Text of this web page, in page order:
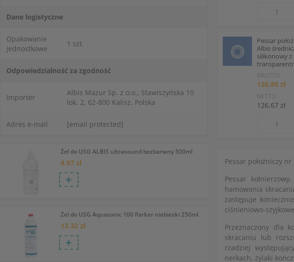
Żel do USG ALBIS ultrasound bezbarwny 500ml
4.97 zł
Żel do USG Aquasonic 100 Parker niebieski 250ml
13.32 zł
Dane logistyczne
Opakowanie
jednostkowe
1 szt.
Odpowiedzialność za zgodność
Importer
Albis Mazur Sp. z o.o., Stawiszyńska 10
lok. 2, 62-800 Kalisz, Polska
Adres e-mail [email protected]
Pessar
Albis
silikonowy z
BRUTTO
136.80 zł
NETTO
126.67 zł
Pessar położniczy
Pessar
hamowania
zastępuje
ciśnieniowo-
Przeznaczony dla
skracaniu lub
rzadziej
nerkach, żylaki